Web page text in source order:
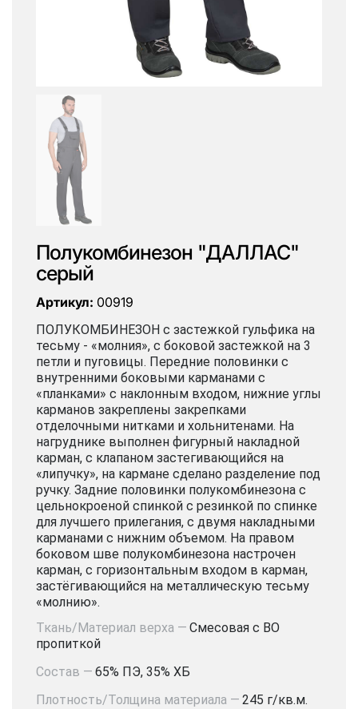
Полукомбинезон "ДАЛЛАС"
серый
Артикул: 00919
ПОЛУКОМБИНЕЗОН с застежкой гульфика на
тесьму - «молния», с боковой застежкой на 3
петли и пуговицы. Передние половинки с
внутренними боковыми карманами с
«планками» с наклонным входом, нижние углы
карманов закреплены закрепками
отделочными нитками и хольнитенами. На
нагруднике выполнен фигурный накладной
карман, с клапаном застегивающийся на
«липучку», на кармане сделано разделение под
ручку. Задние половинки полукомбинезона с
цельнокроеной спинкой с резинкой по спинке
для лучшего прилегания, с двумя накладными
карманами с нижним объемом. На правом
боковом шве полукомбинезона настрочен
карман, с горизонтальным входом в карман,
застёгивающийся на металлическую тесьму
«молнию».
Ткань/Материал верха — Смесовая с ВО
пропиткой
Состав — 65% ПЭ, 35% ХБ
Плотность/Толщина материала — 245 г/кв.м.